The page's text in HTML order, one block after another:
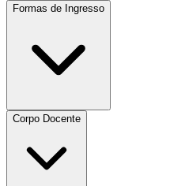
Formas de Ingresso
Corpo Docente